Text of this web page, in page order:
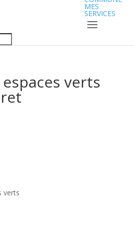
MES
SERVICES
verts
verts